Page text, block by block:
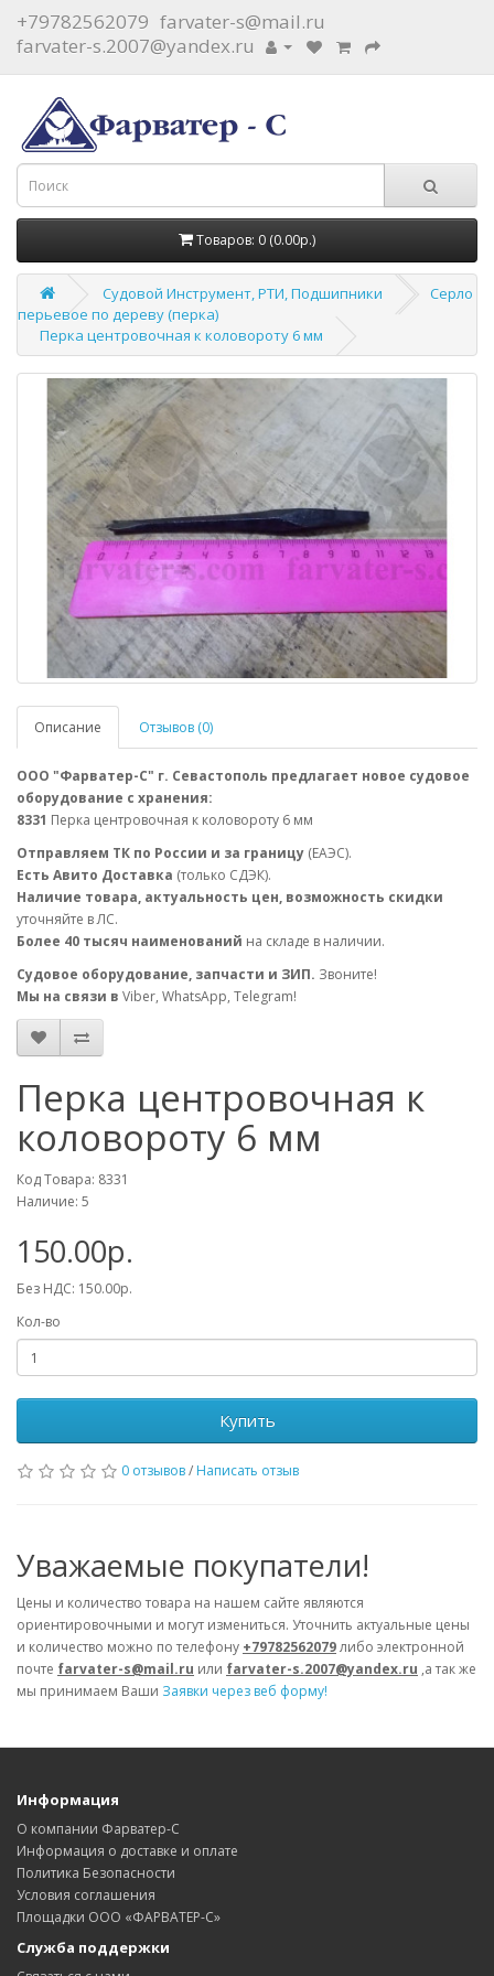
+79782562079 farvater-s@mail.ru
farvater-s.2007@yandex.ru
Товаров: 0 (0.00р.)
Судовой Инструмент, РТИ, Подшипники
Серло
перьевое по дереву (перка)
Перка центровочная к коловороту 6 мм
Описание Отзывов (0)
ООО "Фарватер-С" г. Севастополь предлагает новое судовое
оборудование с хранения:
8331 Перка центровочная к коловороту 6 мм
Отправляем ТК по России и за границу (ЕАЭС).
Есть Авито Доставка (только СДЭК).
Наличие товара, актуальность цен, возможность скидки
уточняйте в ЛС.
Более 40 тысяч наименований на складе в наличии.
Судовое оборудование, запчасти и ЗИП. Звоните!
Мы на связи в Viber, WhatsApp, Telegram!
Перка центровочная к
коловороту 6 мм
Код Товара: 8331
Наличие: 5
150.00р.
Без НДС: 150.00р.
Кол-во
Купить
0 отзывов/ Написать отзыв
Уважаемые покупатели!
Цены и количество товара на нашем сайте являются
ориентировочными и могут измениться. Уточнить актуальные цены
и количество можно по телефону +79782562079либо электронной
почте farvater-s@mail.ru или farvater-s.2007@yandex.ru ,а так же
мы принимаем Ваши Заявки через веб форму!
Информация
О компании Фарватер-С
Информация о доставке и оплате
Политика Безопасности
Условия соглашения
Площадки ООО «ФАРВАТЕР-С»
Служба поддержки